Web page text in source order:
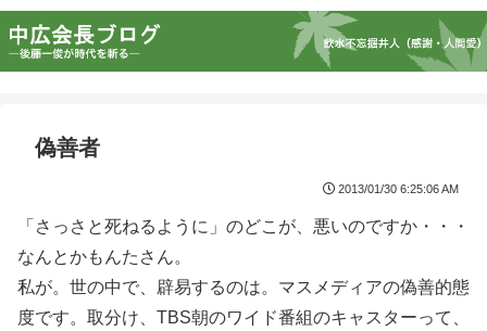
偽善者
2013/01/30 6:25:06 AM
「さっさと死ねるように」のどこが、悪いのですか・・・
なんとかもんたさん。
私が。世の中で、辟易するのは。マスメディアの偽善的態
度です。取分け、TBS朝のワイド番組のキャスターって、